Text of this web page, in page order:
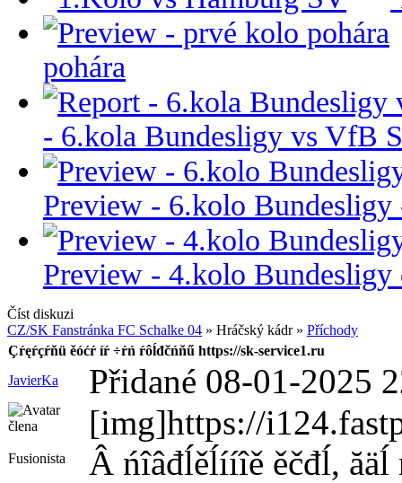
pohára
- 6.kola Bundesligy vs VfB
Preview - 6.kolo
Preview - 4.kolo
Číst diskuzi
CZ/SK Fanstránka FC Schalke 04 » Hráčský kádr » Příchody
Çŕęŕçŕňü ěóćŕ íŕ ÷ŕń ŕôĺđčńňű https://sk-service1.ru
JavierKa
Přidané 08-01-2025
Fusionista
[img]https://
Â ńîâđĺěĺííîě ěčđĺ, ăäĺ